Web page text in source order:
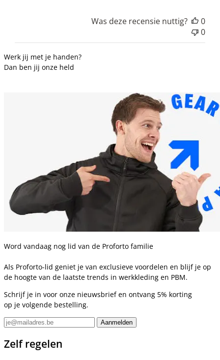
Was deze recensie nuttig?
0
0
Werk jij met je handen?
Dan ben jij onze held
Word vandaag nog lid van de Proforto familie
Als Proforto-lid geniet je van exclusieve voordelen en blijf je op
de hoogte van de laatste trends in werkkleding en PBM.
Schrijf je in voor onze nieuwsbrief en ontvang 5% korting
op je volgende bestelling.
Zelf regelen